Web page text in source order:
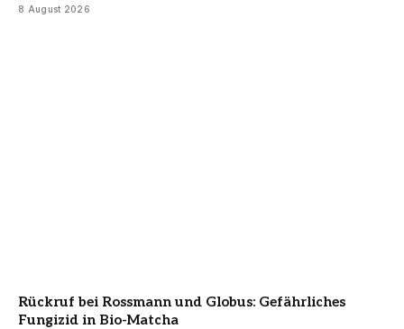
8 August 2026
Rückruf bei Rossmann und Globus: Gefährliches
Fungizid in Bio-Matcha